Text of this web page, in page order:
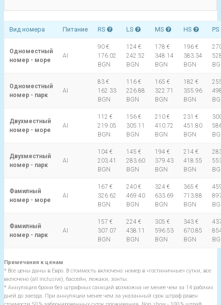
Вид номера Питание RS LS MS HS PS
Одноместный
номер - море
AI
90 €
176.02
BGN
124 €
242.52
BGN
178 €
348.14
BGN
196 €
383.34
BGN
Одноместный
номер - парк
AI
83 €
162.33
BGN
116 €
226.88
BGN
165 €
322.71
BGN
182 €
355.96
BGN
Двухместный
номер - море
AI
112 €
219.05
BGN
156 €
305.11
BGN
210 €
410.72
BGN
231 €
451.80
BGN
Двухместный
номер - парк
AI
104 €
203.41
BGN
145 €
283.60
BGN
194 €
379.43
BGN
214 €
418.55
BGN
Фамилный
номер - море
AI
167 €
326.62
BGN
240 €
469.40
BGN
324 €
633.69
BGN
365 €
713.88
BGN
Фамилный
номер - парк
AI
157 €
307.07
BGN
224 €
438.11
BGN
305 €
596.53
BGN
343 €
670.85
BGN
Примечания к ценам
* Все цены даны в Евро. В стоимость включено: номер в «гостиничные» сутки, все
включено (all inclusive), бассейн, лежаки, зонты.
* Аннуляция брони без штрафных санкций возможна не менее чем за 14 рабочих
дней до заезда. При аннуляции менее чем за указанный срок штраф равен